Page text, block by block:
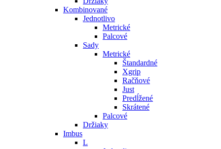
Kombinované
Jednotlivo
Metrické
Palcové
Sady
Metrické
Štandardné
Xgrip
Račňové
Just
Predĺžené
Skrátené
Palcové
Držiaky
Imbus
L